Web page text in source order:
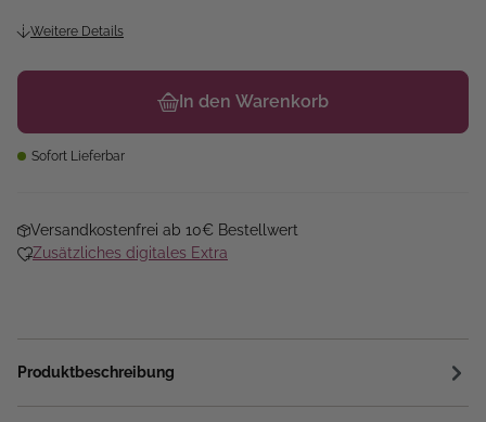
Weitere Details
In den Warenkorb
Sofort Lieferbar
Versandkostenfrei ab 10€ Bestellwert
Zusätzliches digitales Extra
Produktbeschreibung